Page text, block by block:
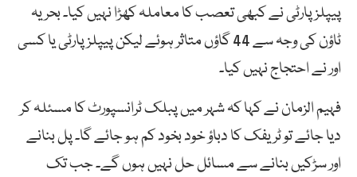
پیپلز پارٹی نے کبھی تعصب کا معاملہ کھڑا نہیں کیا۔ بحریہ
ٹاؤن کی وجہ سے 44 گاؤں متاثر ہوئے لیکن پیپلز پارٹی یا کسی
اور نے احتجاج نہیں کیا۔
فہیم الزمان نے کہا کہ شہر میں پبلک ٹرانسپورٹ کا مسئلہ کر
دیا جائے تو ٹریفک کا دباؤ خود بخود کم ہو جائے گا۔ پل بنانے
اور سڑکیں بنانے سے مسائل حل نہیں ہوں گے۔ جب تک